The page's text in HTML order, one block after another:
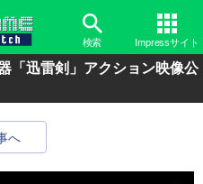
検索 Impressサイト
「迅雷剣」アクション映像公
へ